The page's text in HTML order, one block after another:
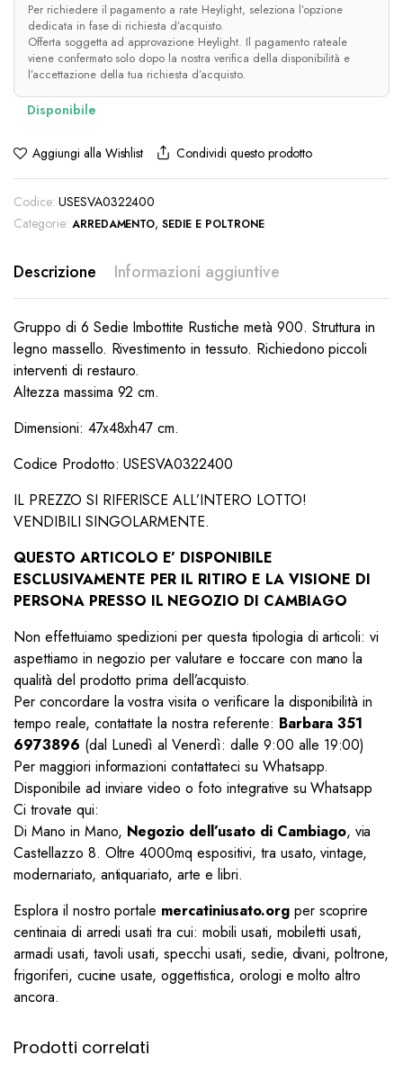
Per richiedere il pagamento a rate Heylight, seleziona l’opzione
dedicata in fase di richiesta d’acquisto.
Offerta soggetta ad approvazione Heylight. Il pagamento rateale
viene confermato solo dopo la nostra verifica della disponibilità e
l’accettazione della tua richiesta d’acquisto.
Aggiungi alla Wishlist Condividi questo prodotto
Codice: USESVA0322400
Categorie: ARREDAMENTO,SEDIE E POLTRONE
Descrizione Informazioni aggiuntive
Gruppo di 6 Sedie Imbottite Rustiche metà 900. Struttura in
legno massello. Rivestimento in tessuto. Richiedono piccoli
interventi di restauro.
Altezza massima 92 cm.
Dimensioni: 47x48xh47 cm.
Codice Prodotto: USESVA0322400
IL PREZZO SI RIFERISCE ALL’INTERO LOTTO!
VENDIBILI SINGOLARMENTE.
QUESTO ARTICOLO E’ DISPONIBILE
ESCLUSIVAMENTE PER IL RITIRO E LA VISIONE DI
PERSONA PRESSO IL NEGOZIO DI CAMBIAGO
Non effettuiamo spedizioni per questa tipologia di articoli: vi
aspettiamo in negozio per valutare e toccare con mano la
qualità del prodotto prima dell’acquisto.
Per concordare la vostra visita o verificare la disponibilità in
tempo reale, contattate la nostra referente: Barbara 351
6973896 (dal Lunedì al Venerdì: dalle 9:00 alle 19:00)
Per maggiori informazioni contattateci su Whatsapp.
Disponibile ad inviare video o foto integrative su Whatsapp
Ci trovate qui:
Di Mano in Mano, Negozio dell’usato di Cambiago, via
Castellazzo 8. Oltre 4000mq espositivi, tra usato, vintage,
modernariato, antiquariato, arte e libri.
Esplora il nostro portale mercatiniusato.orgper scoprire
centinaia di arredi usati tra cui: mobili usati, mobiletti usati,
armadi usati, tavoli usati, specchi usati, sedie, divani, poltrone,
frigoriferi, cucine usate, oggettistica, orologi e molto altro
ancora.
Prodotti correlati